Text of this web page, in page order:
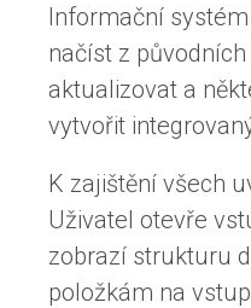
Informační
načíst z
aktualizovat a
vytvořit
K zajištění všech
Uživatel otevře
zobrazí strukturu
položkám na